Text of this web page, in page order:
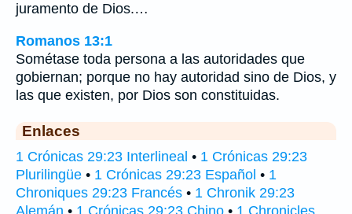
juramento de Dios.…
Romanos 13:1
Sométase toda persona a las autoridades que
gobiernan; porque no hay autoridad sino de Dios, y
las que existen, por Dios son constituidas.
Enlaces
1 Crónicas 29:23 Interlineal • 1 Crónicas 29:23
Plurilingüe • 1 Crónicas 29:23 Español • 1
Chroniques 29:23 Francés • 1 Chronik 29:23
Alemán • 1 Crónicas 29:23 Chino • 1 Chronicles